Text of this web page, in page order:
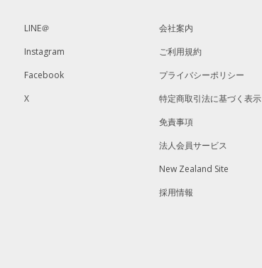
LINE＠
Instagram
Facebook
X
会社案内
ご利用規約
プライバシーポリシー
特定商取引法に基づく表示
免責事項
法人会員サービス
New Zealand Site
採用情報